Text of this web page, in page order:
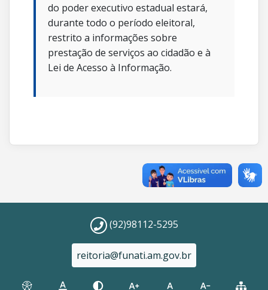
do poder executivo estadual estará,
durante todo o período eleitoral,
restrito a informações sobre
prestação de serviços ao cidadão e à
Lei de Acesso à Informação.
(92)98112-5295
reitoria@funati.am.gov.br